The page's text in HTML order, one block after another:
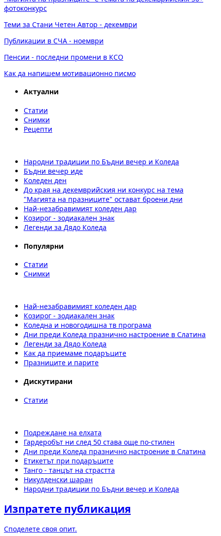
фотоконкурс
Теми за Стани Четен Автор - декември
Публикации в СЧА - ноември
Пенсии - последни промени в КСО
Как да напишем мотивационно писмо
Актуални
Статии
Снимки
Рецепти
Народни традиции по Бъдни вечер и Коледа
Бъдни вечер иде
Коледен ден
До края на декемврийския ни конкурс на тема
"Магията на празниците" остават броени дни
Най-незабравимият коледен дар
Козирог - зодиакален знак
Легенди за Дядо Коледа
Популярни
Статии
Снимки
Най-незабравимият коледен дар
Козирог - зодиакален знак
Коледна и новогодишна тв програма
Дни преди Коледа празнично настроение в Слатина
Легенди за Дядо Коледа
Как да приемаме подаръците
Празниците и парите
Дискутирани
Статии
Подреждане на елхата
Гардеробът ни след 50 става още по-стилен
Дни преди Коледа празнично настроение в Слатина
Етикетът при подаръците
Танго - танцът на страстта
Никулденски шаран
Народни традиции по Бъдни вечер и Коледа
Изпратете публикация
Споделете своя опит.